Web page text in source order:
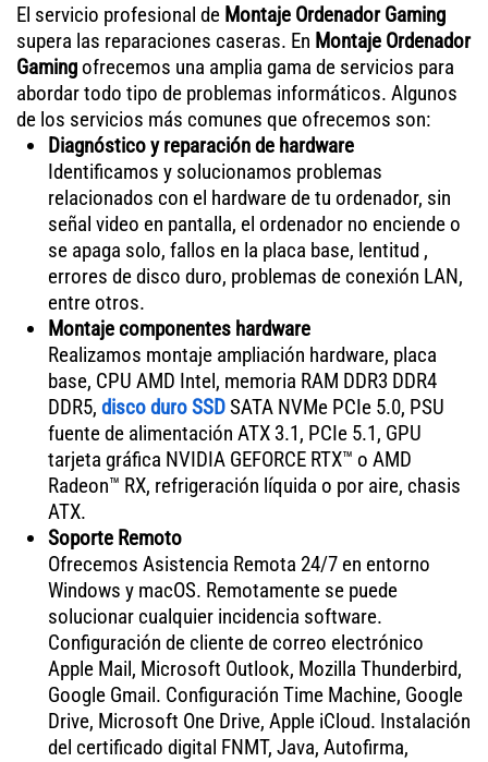
El servicio profesional de Montaje Ordenador Gaming
supera las reparaciones caseras. En Montaje Ordenador
Gamingofrecemos una amplia gama de servicios para
abordar todo tipo de problemas informáticos. Algunos
de los servicios más comunes que ofrecemos son:
Diagnóstico y reparación de hardware
Identificamos y solucionamos problemas
relacionados con el hardware de tu ordenador, sin
señal video en pantalla, el ordenador no enciende o
se apaga solo, fallos en la placa base, lentitud ,
errores de disco duro, problemas de conexión LAN,
entre otros.
Montaje componentes hardware
Realizamos montaje ampliación hardware, placa
base, CPU AMD Intel, memoria RAM DDR3 DDR4
DDR5, disco duro SSDSATA NVMe PCIe 5.0, PSU
fuente de alimentación ATX 3.1, PCIe 5.1, GPU
tarjeta gráfica NVIDIA GEFORCE RTX™ o AMD
Radeon™ RX, refrigeración líquida o por aire, chasis
ATX.
Soporte Remoto
Ofrecemos Asistencia Remota 24/7 en entorno
Windows y macOS. Remotamente se puede
solucionar cualquier incidencia software.
Configuración de cliente de correo electrónico
Apple Mail, Microsoft Outlook, Mozilla Thunderbird,
Google Gmail. Configuración Time Machine, Google
Drive, Microsoft One Drive, Apple iCloud. Instalación
del certificado digital FNMT, Java, Autofirma,